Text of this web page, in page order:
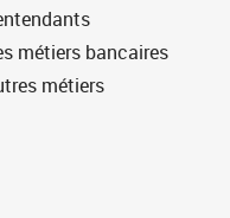
métiers bancaires
métiers